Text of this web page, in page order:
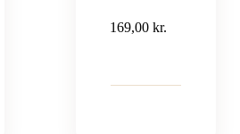
169,00kr.